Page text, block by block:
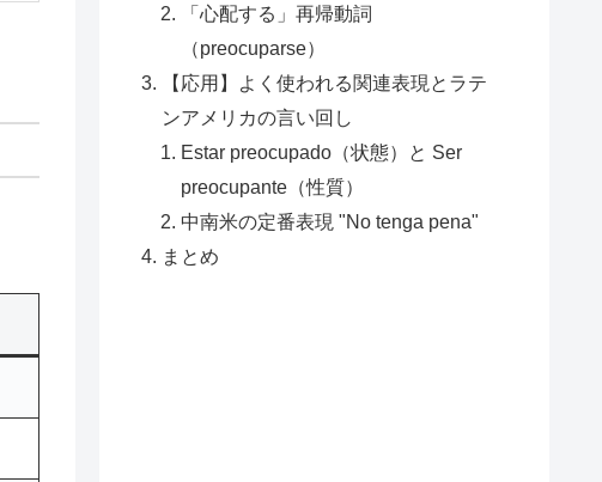
「心配する」再帰動詞
（preocuparse）
【応用】よく使われる関連表現とラテ
ンアメリカの言い回し
Estar preocupado（状態）と Ser
preocupante（性質）
中南米の定番表現 "No tenga pena"
まとめ